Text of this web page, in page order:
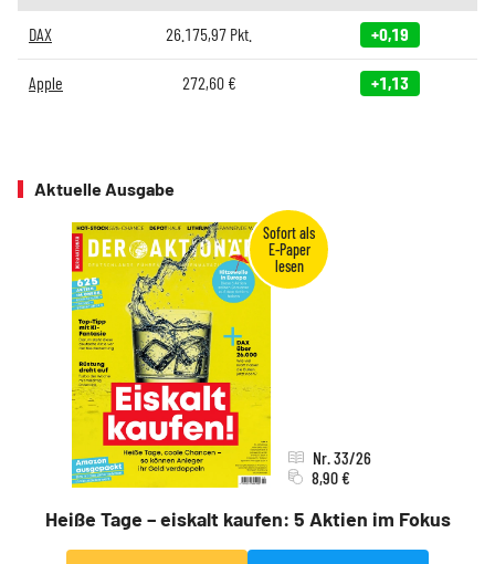
DAX 26.175,97 Pkt. +0,19
Apple 272,60€ +1,13
Aktuelle Ausgabe
Heiße Tage – eiskalt kaufen: 5 Aktien im Fokus
Nr. 33/26
8,90 €